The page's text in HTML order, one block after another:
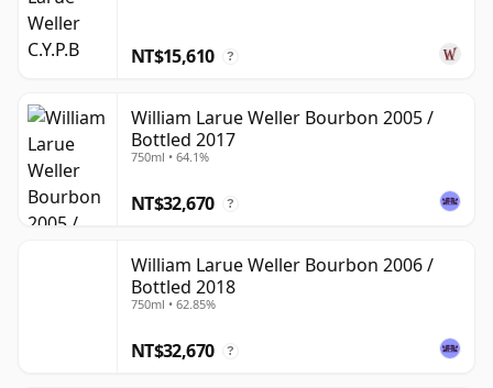
Larue Weller 的深度與濃郁。
將整個系列串聯在一起的是一種獨特的波本威士忌特質：慷
Weller 成為市場上最具影響力的小麥波本威士忌品牌之
一，也成為那些偏愛具有廣度、甜美和成熟度，而非僅有尖
銳香料的波本威士忌飲者的標竿。
NT$15,610 ?
William Larue Weller Bourbon 2005 /
Bottled 2017
750ml • 64.1%
NT$32,670 ?
William Larue Weller Bourbon 2006 /
Bottled 2018
750ml • 62.85%
NT$32,670 ?